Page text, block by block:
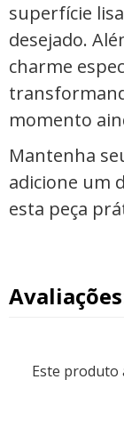
superfície
desejado.
charme
momento
Mantenha
adicione um
esta peça
Avaliações
Este produto